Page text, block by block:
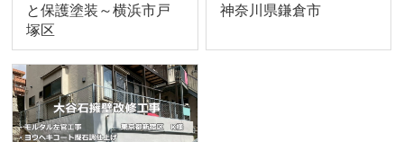
と保護塗装～横浜市戸
塚区
神奈川県鎌倉市